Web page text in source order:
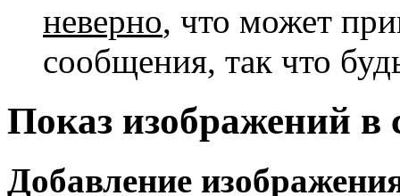
неверно, что может
сообщения, так что
Показ изображений в
Добавление